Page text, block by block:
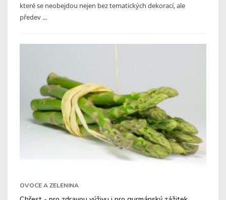
které se neobejdou nejen bez tematických dekorací, ale
předev ...
OVOCE A ZELENINA